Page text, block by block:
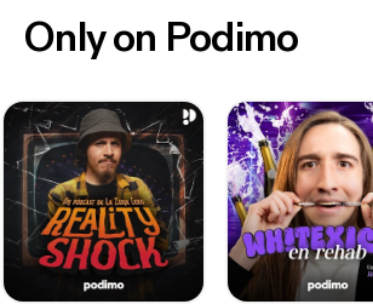
Only on Podimo